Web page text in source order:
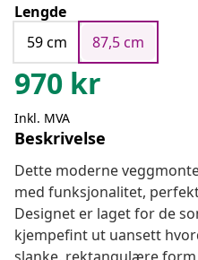
Lengde
59 cm
87,5 cm
970 kr
Inkl. MVA
Beskrivelse
Dette moderne
med funksjonalitet,
Designet er laget for de
kjempefint ut uansett